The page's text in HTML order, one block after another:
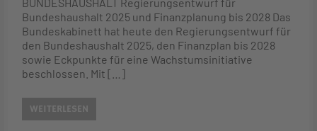
Bundeshaushalt 2025 und Finanzplanung bis 2028 Das
Bundeskabinett hat heute den Regierungsentwurf für
den Bundeshaushalt 2025, den Finanzplan bis 2028
sowie Eckpunkte für eine Wachstumsinitiative
beschlossen. Mit […]
WEITERLESEN